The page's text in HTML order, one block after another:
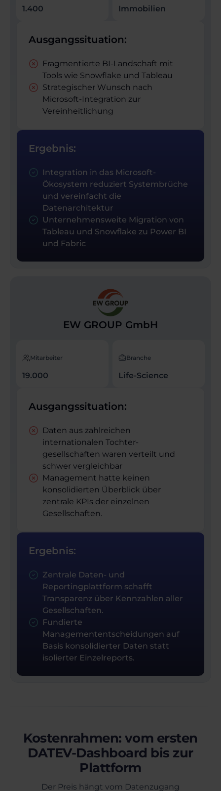
1.400 Immobilien
Ausgangssituation:
Fragmentierte BI-Landschaft mit
Tools wie Snowflake und Tableau
Strategischer Wunsch nach
Microsoft-Integration zur
Vereinheitlichung
Ergebnis:
Integration in das Microsoft-
Ökosystem reduziert Systembrüche
und vereinfacht die
Datenarchitektur
Unternehmensweite Migration von
Tableau und Snowflake zu Power BI
und Fabric
EW GROUP GmbH
Mitarbeiter
19.000
Branche
Life-Science
Ausgangssituation:
Daten aus zahlreichen
internationalen Tochter­
gesellschaften waren verteilt und
schwer vergleichbar
Management hatte keinen
konsolidierten Überblick über
zentrale KPIs der einzelnen
Gesellschaften.
Ergebnis:
Zentrale Daten- und
Reportingplattform schafft
Transparenz über Kennzahlen aller
Gesellschaften.
Fundierte
Managemententscheidungen auf
Basis konsolidierter Daten statt
isolierter Einzelreports.
Kostenrahmen: vom ersten
DATEV-Dashboard bis zur
Plattform
Der Preis hängt vom Datenzugang